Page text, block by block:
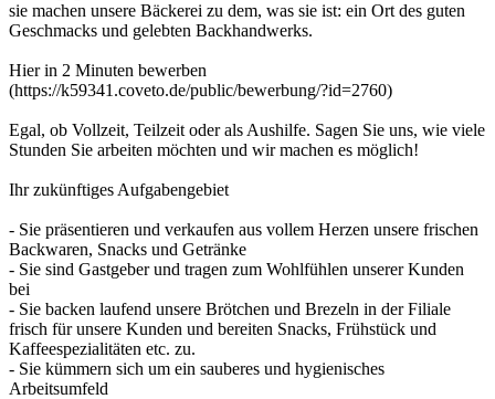
sie machen unsere Bäckerei zu dem, was sie ist: ein Ort des guten
Geschmacks und gelebten Backhandwerks.
Hier in 2 Minuten bewerben
(https://k59341.coveto.de/public/bewerbung/?id=2760)
Egal, ob Vollzeit, Teilzeit oder als Aushilfe. Sagen Sie uns, wie viele
Stunden Sie arbeiten möchten und wir machen es möglich!
Ihr zukünftiges Aufgabengebiet
- Sie präsentieren und verkaufen aus vollem Herzen unsere frischen
Backwaren, Snacks und Getränke
- Sie sind Gastgeber und tragen zum Wohlfühlen unserer Kunden
bei
- Sie backen laufend unsere Brötchen und Brezeln in der Filiale
frisch für unsere Kunden und bereiten Snacks, Frühstück und
Kaffeespezialitäten etc. zu.
- Sie kümmern sich um ein sauberes und hygienisches
Arbeitsumfeld